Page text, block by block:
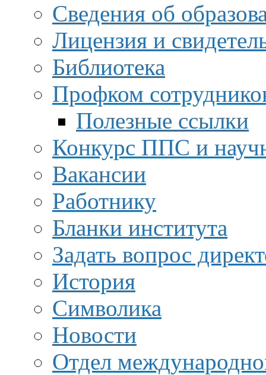
Сведения об
Лицензия и
Библиотека
Профком
Полезные ссылки
Конкурс ППС и
Вакансии
Работнику
Бланки института
Задать вопрос
История
Символика
Новости
Отдел